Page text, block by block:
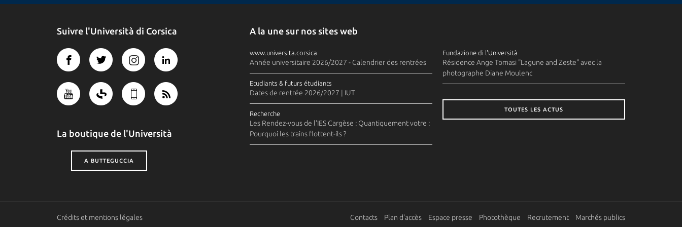
Suivre l'Università di Corsica
La boutique de l'Università
A BUTTEGUCCIA
A la une sur nos sites web
www.universita.corsica
Année universitaire 2026/2027 - Calendrier des rentrées
Etudiants & futurs étudiants
Dates de rentrée 2026/2027 | IUT
Recherche
Les Rendez-vous de l'IES Cargèse : Quantiquement votre :
Pourquoi les trains flottent-ils ?
Fundazione di l'Università
Résidence Ange Tomasi "Lagune and Zeste" avec la
photographe Diane Moulenc
TOUTES LES ACTUS
Crédits et mentions légales Contacts Plan d'accès Espace presse Photothèque Recrutement Marchés publics